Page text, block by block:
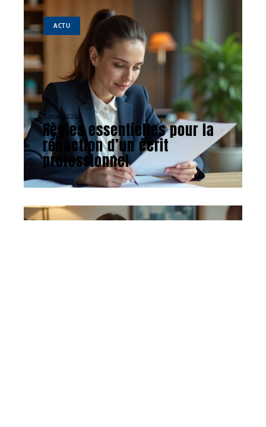
ACTU
1 mai 2026
Règles essentielles pour la
rédaction d’un écrit
professionnel